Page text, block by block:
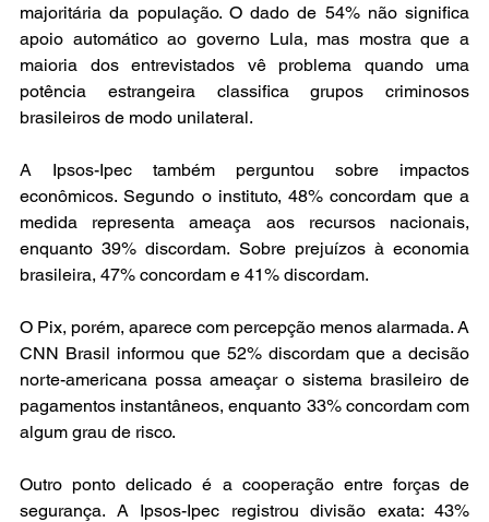
majoritária da população. O dado de 54% não significa
apoio automático ao governo Lula, mas mostra que a
maioria dos entrevistados vê problema quando uma
potência estrangeira classifica grupos criminosos
brasileiros de modo unilateral.
A Ipsos-Ipec também perguntou sobre impactos
econômicos. Segundo o instituto, 48% concordam que a
medida representa ameaça aos recursos nacionais,
enquanto 39% discordam. Sobre prejuízos à economia
brasileira, 47% concordam e 41% discordam.
O Pix, porém, aparece com percepção menos alarmada. A
CNN Brasil informou que 52% discordam que a decisão
norte-americana possa ameaçar o sistema brasileiro de
pagamentos instantâneos, enquanto 33% concordam com
algum grau de risco.
Outro ponto delicado é a cooperação entre forças de
segurança. A Ipsos-Ipec registrou divisão exata: 43%